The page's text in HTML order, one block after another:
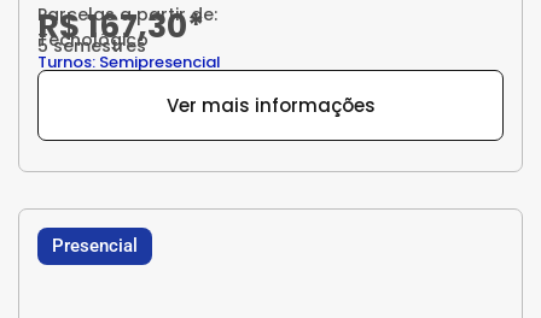
Parcelas a partir de:
R$ 167,30*
Tecnológico
5 semestres
Turnos: Semipresencial
Ver mais informações
Presencial